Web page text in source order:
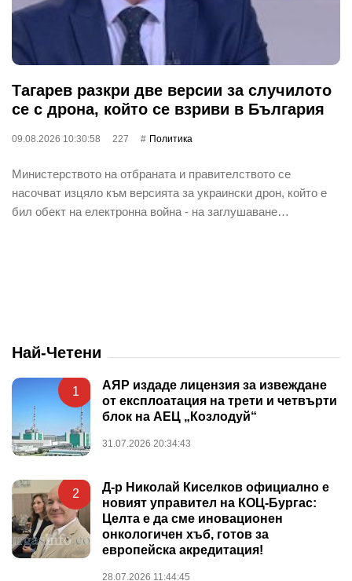
Тагарев разкри две версии за случилото
се с дрона, който се взриви в България
09.08.2026 10:30:58 227 Политика
Министерството на отбраната и правителството се
насочват изцяло към версията за украински дрон, който е
бил обект на електронна война - на заглушаване…
Най-Четени
1
АЯР издаде лицензия за извеждане
от експлоатация на трети и четвърти
блок на АЕЦ „Козлодуй“
31.07.2026 20:34:43
2
Д-р Николай Киселков официално е
новият управител на КОЦ-Бургас:
Целта е да сме иновационен
онкологичен хъб, готов за
европейска акредитация!
28.07.2026 11:44:45